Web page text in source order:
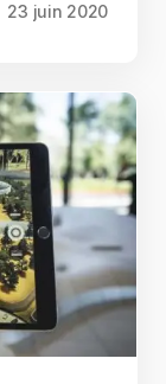
23 juin 2020